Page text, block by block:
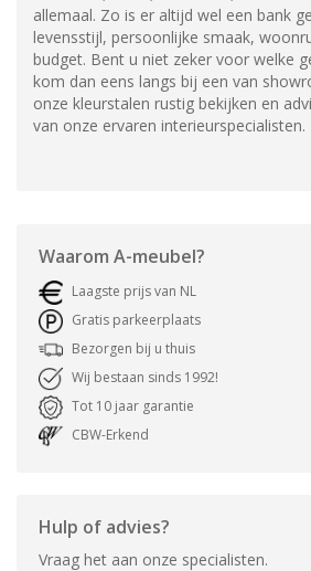
allemaal. Zo is er altijd wel een bank
levensstijl, persoonlijke smaak,
budget. Bent u niet zeker voor welke
kom dan eens langs bij een van
onze kleurstalen rustig bekijken en
van onze ervaren interieurspecialisten.
Waarom A-meubel?
Laagste prijs van NL
Gratis parkeerplaats
Bezorgen bij u thuis
Wij bestaan sinds 1992!
Tot 10 jaar garantie
CBW-Erkend
Hulp of advies?
Vraag het aan onze specialisten.